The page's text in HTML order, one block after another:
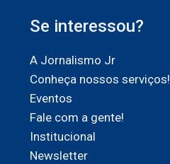
Se interessou?
A Jornalismo Jr
Conheça nossos serviços!
Eventos
Fale com a gente!
Institucional
Newsletter